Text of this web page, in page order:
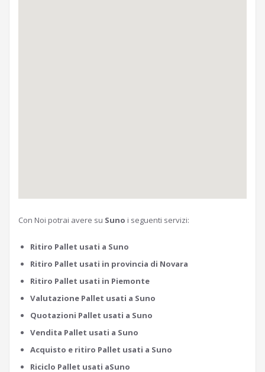
Con Noi potrai avere su Suno i seguenti servizi:
Ritiro Pallet usati a Suno
Ritiro Pallet usati in provincia di Novara
Ritiro Pallet usati in Piemonte
Valutazione Pallet usati a Suno
Quotazioni Pallet usati a Suno
Vendita Pallet usati a Suno
Acquisto e ritiro Pallet usati a Suno
Riciclo Pallet usati aSuno